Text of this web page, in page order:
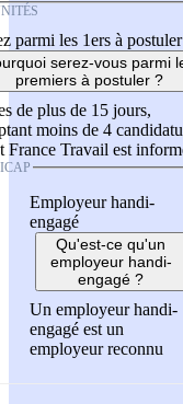
parmi les 1ers à postuler
serez-vous parmi
premiers à postuler ?
de plus de 15 jours,
moins de 4
France Travail est
Employeur handi-
engagé
Qu'est-ce qu'un
employeur handi-
engagé ?
Un employeur handi-
engagé est un
employeur reconnu